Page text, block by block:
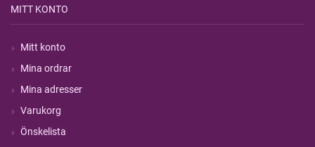
MITT KONTO
Mitt konto
Mina ordrar
Mina adresser
Varukorg
Önskelista